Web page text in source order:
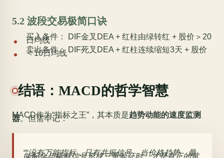
5.2 波段交易极简口诀
买入条件： DIF金叉DEA + 红柱由绿转红 + 股价＞20
日均线
卖出条件： DIF死叉DEA + 红柱连续缩短3天 + 股价
＜10日均线
结语：MACD的哲学智慧
MACD作为“指标之王”，其本质是趋势动能的速度监测
器。但需牢记：
“没有万能指标，只有共振信号。当价格趋势、量
能配合与指标信号形成三重验证时，才是真正的黄